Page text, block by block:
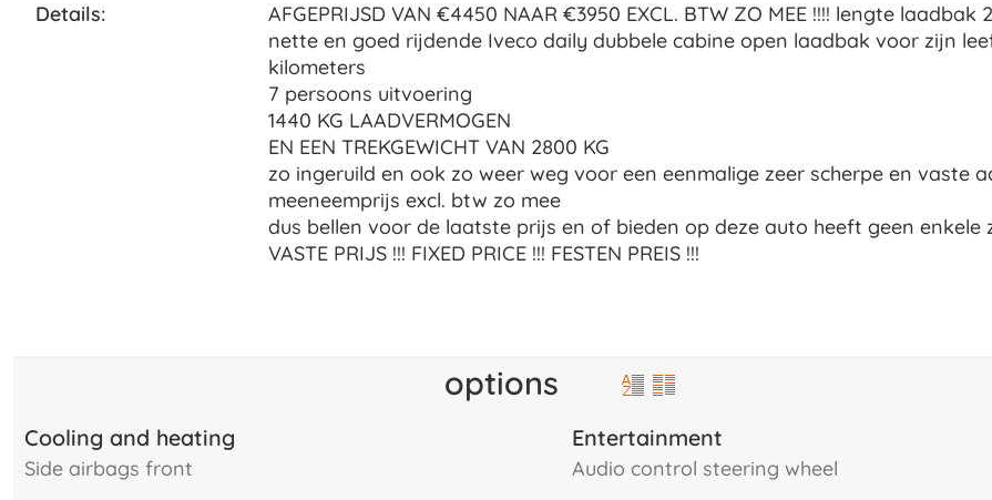
details:
AFGEPRIJSD VAN €4450 NAAR €3950 EXCL. BTW ZO MEE !!!! lengte laadbak
nette en goed rijdende Iveco daily dubbele cabine open laadbak voor zijn
kilometers
7 persoons uitvoering
1440 KG LAADVERMOGEN
EN EEN TREKGEWICHT VAN 2800 KG
zo ingeruild en ook zo weer weg voor een eenmalige zeer scherpe en vaste
meeneemprijs excl. btw zo mee
dus bellen voor de laatste prijs en of bieden op deze auto heeft geen enkele
VASTE PRIJS !!! FIXED PRICE !!! FESTEN PREIS !!!
options
Cooling and heating
side airbags front
Entertainment
audio control steering wheel